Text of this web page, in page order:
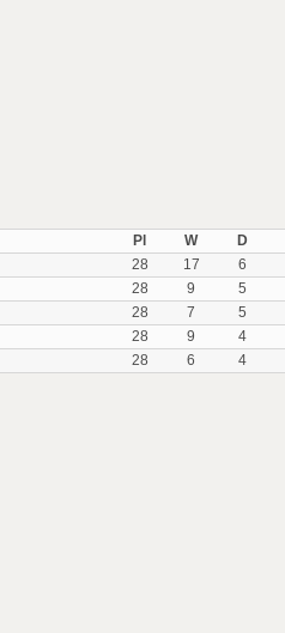
Pl W D
28 17 6
28 9 5
28 7 5
28 9 4
28 6 4